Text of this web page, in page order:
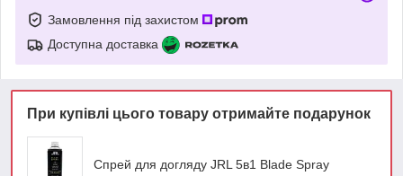
Замовлення під захистом
Доступна доставка
При купівлі цього товару отримайте подарунок
Спрей для догляду JRL 5в1 Blade Spray